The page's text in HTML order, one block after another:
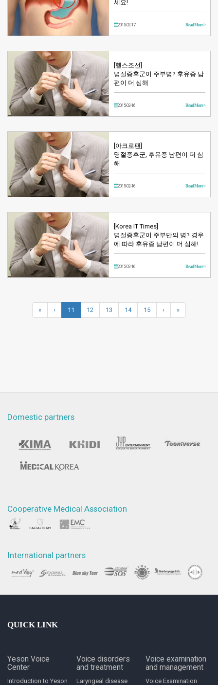
세요!
2015-02-17 Read More >
[헬스조선]
명절증후군이 주부병? 후유증 남
편이 더 심해
2015-02-16 Read More >
[아크로팬]
명절증후군, 후유증 남편이 더 심
해
2015-02-16 Read More >
[Korea IT Times]
명절증후군이 주부만의 병? 경우
에 따라 후유증 남편이 더 심해!
2015-02-16 Read More >
« ‹ 11 12 13 14 15 › »
Domestic partners
Cooperative Medical Association
International partners
QUICK LINK
Yeson Voice
Center
Introduction to Yeson
Voice disorders
and treatment
Laryngeal disease
Voice examination
and management
Voice Examination